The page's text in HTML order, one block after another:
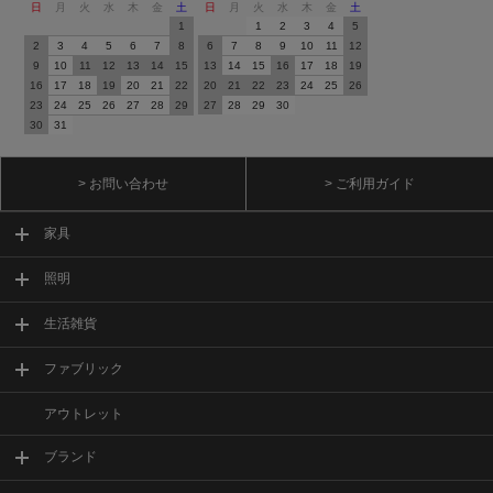
日
月 火 水 木 金
土
1
2
3 4 5 6 7
8
9
10 11 12 13 14
15
16
17 18 19 20 21
22
23
24 25 26 27 28
29
30
31
日
月 火 水 木 金
土
1
2 3 4
5
6
7 8 9 10 11
12
13
14 15 16 17 18
19
20
21 22 23 24 25
26
27
28 29 30
> お問い合わせ > ご利用ガイド
家具
照明
生活雑貨
ファブリック
アウトレット
ブランド